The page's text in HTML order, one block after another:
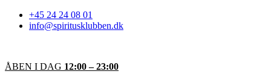
Videre+45 24 24 08 01
info@spiritusklubben.dk
ÅBEN I DAG 12:00 – 23:00